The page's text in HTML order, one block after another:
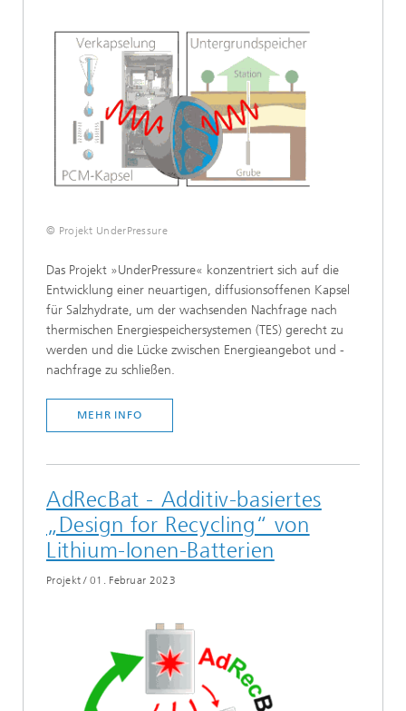
© Projekt UnderPressure
Das Projekt »UnderPressure« konzentriert sich auf die
Entwicklung einer neuartigen, diffusionsoffenen Kapsel
für Salzhydrate, um der wachsenden Nachfrage nach
thermischen Energiespeichersystemen (TES) gerecht zu
werden und die Lücke zwischen Energieangebot und -
nachfrage zu schließen.
MEHR INFO
AdRecBat - Additiv-basiertes
„Design for Recycling“ von
Lithium-Ionen-Batterien
Projekt/01. Februar 2023